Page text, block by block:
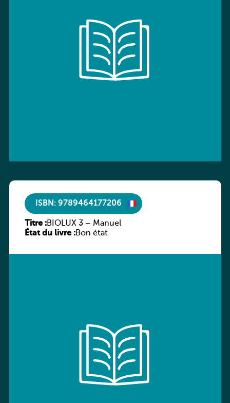
ISBN: 9789464177206
Titre :BIOLUX 3 – Manuel
État du livre :Bon état